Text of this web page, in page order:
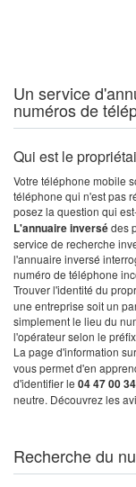
Un service
numéros de
Qui est le
Votre téléphone mobile
téléphone qui n'est pas
posez la question qui
L'annuaire inversédes
service de recherche
l'annuaire inversé
numéro de téléphone
Trouver l'identité du
une entreprise soit un
simplement le lieu du
l'opérateur selon le
La page d'information
vous permet d'en
d'identifier le 04 47 00
neutre. Découvrez les
Recherche du